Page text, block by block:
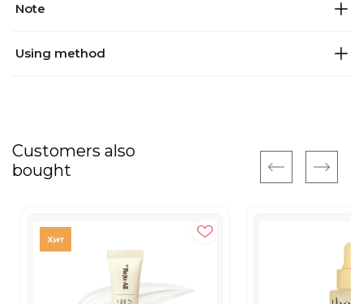
Note
Using method
Customers also
bought